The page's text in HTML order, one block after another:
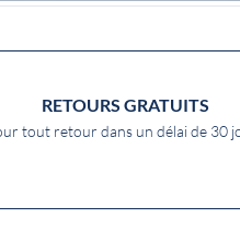
RETOURS GRATUITS
tout retour dans un délai de 30